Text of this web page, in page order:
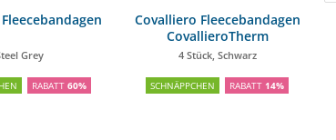
Grey
RABATT 60%
Covalliero Fleecebandagen
CovallieroTherm
4 Stück, Schwarz
SCHNÄPPCHEN RABATT 14%